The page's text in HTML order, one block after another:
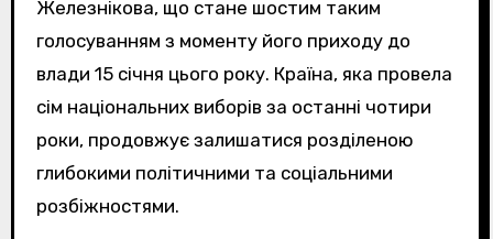
Железнікова, що стане шостим таким
голосуванням з моменту його приходу до
влади 15 січня цього року. Країна, яка провела
сім національних виборів за останні чотири
роки, продовжує залишатися розділеною
глибокими політичними та соціальними
розбіжностями.